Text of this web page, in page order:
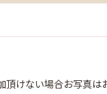
けない場合お写真は